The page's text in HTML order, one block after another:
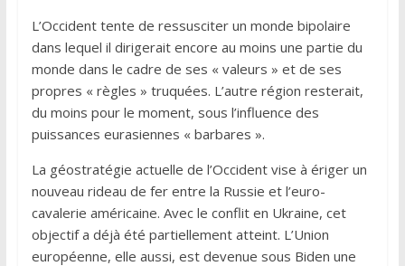
L’Occident tente de ressusciter un monde bipolaire
dans lequel il dirigerait encore au moins une partie du
monde dans le cadre de ses « valeurs » et de ses
propres « règles » truquées. L’autre région resterait,
du moins pour le moment, sous l’influence des
puissances eurasiennes « barbares ».
La géostratégie actuelle de l’Occident vise à ériger un
nouveau rideau de fer entre la Russie et l’euro-
cavalerie américaine. Avec le conflit en Ukraine, cet
objectif a déjà été partiellement atteint. L’Union
européenne, elle aussi, est devenue sous Biden une